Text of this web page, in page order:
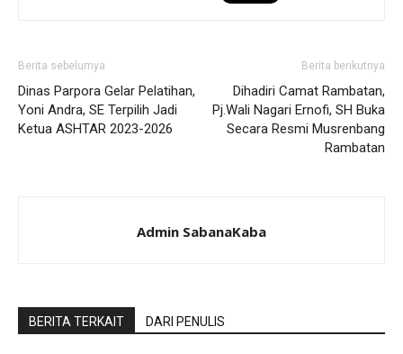
Berita sebelumya
Dinas Parpora Gelar Pelatihan,
Yoni Andra, SE Terpilih Jadi
Ketua ASHTAR 2023-2026
Berita berikutnya
Dihadiri Camat Rambatan,
Pj.Wali Nagari Ernofi, SH Buka
Secara Resmi Musrenbang
Rambatan
Admin SabanaKaba
BERITA TERKAIT DARI PENULIS